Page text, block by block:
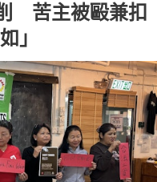
苦主被毆兼扣
」